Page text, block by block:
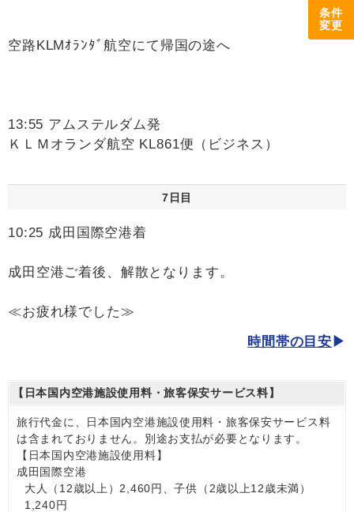
条件
変更
空路KLMｵﾗﾝﾀﾞ航空にて帰国の途へ
13:55 アムステルダム発
ＫＬＭオランダ航空 KL861便（ビジネス）
7日目
10:25 成田国際空港着
成田空港ご着後、解散となります。
≪お疲れ様でした≫
時間帯の目安
【日本国内空港施設使用料・旅客保安サービス料】
旅行代金に、日本国内空港施設使用料・旅客保安サービス料
は含まれておりません。別途お支払が必要となります。
【日本国内空港施設使用料】
成田国際空港
大人（12歳以上）2,460円、子供（2歳以上12歳未満）
1,240円